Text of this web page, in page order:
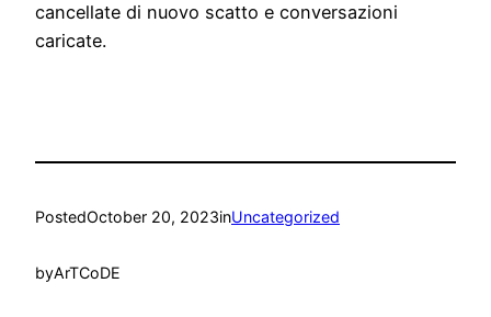
cancellate di nuovo scatto e conversazioni
caricate.
PostedOctober 20, 2023inUncategorized
byArTCoDE